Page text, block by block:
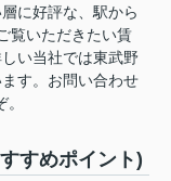
に好評な、駅から
覧いただきたい賃
い当社では東武野
す。お問い合わせ
すめポイント)